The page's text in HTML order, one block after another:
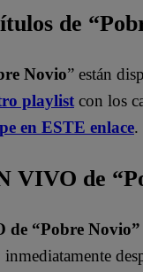
de
Novio” están
playlist con los
en ESTE enlace.
VIVO de
de “Pobre